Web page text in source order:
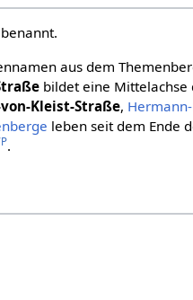
aus dem
bildet eine Mittelachse
Kleist-Straße,
leben seit dem Ende
.